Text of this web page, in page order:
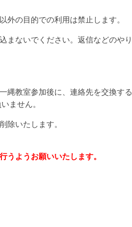
外の目的での利用は禁止します。
まないでください。返信などのや
縄教室参加後に、連絡先を交換す
ません。
除いたします。
うようお願いいたします。